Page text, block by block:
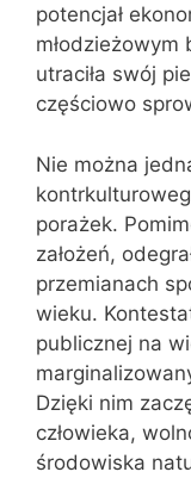
potencjał
utraciła swój
częściowo
Nie można
porażek.
założeń,
przemianach
wieku.
publicznej na
Dzięki nim
człowieka,
środowiska